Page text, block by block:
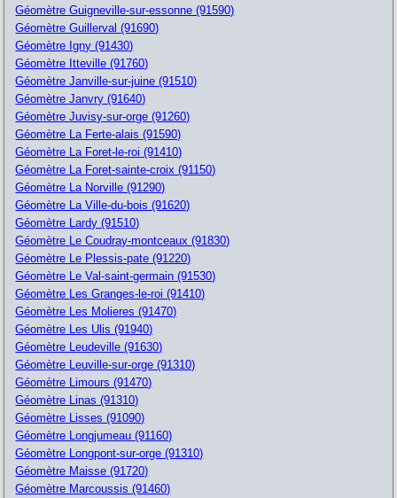
Géomètre Guigneville-sur-essonne (91590)
Géomètre Guillerval (91690)
Géomètre Igny (91430)
Géomètre Itteville (91760)
Géomètre Janville-sur-juine (91510)
Géomètre Janvry (91640)
Géomètre Juvisy-sur-orge (91260)
Géomètre La Ferte-alais (91590)
Géomètre La Foret-le-roi (91410)
Géomètre La Foret-sainte-croix (91150)
Géomètre La Norville (91290)
Géomètre La Ville-du-bois (91620)
Géomètre Lardy (91510)
Géomètre Le Coudray-montceaux (91830)
Géomètre Le Plessis-pate (91220)
Géomètre Le Val-saint-germain (91530)
Géomètre Les Granges-le-roi (91410)
Géomètre Les Molieres (91470)
Géomètre Les Ulis (91940)
Géomètre Leudeville (91630)
Géomètre Leuville-sur-orge (91310)
Géomètre Limours (91470)
Géomètre Linas (91310)
Géomètre Lisses (91090)
Géomètre Longjumeau (91160)
Géomètre Longpont-sur-orge (91310)
Géomètre Maisse (91720)
Géomètre Marcoussis (91460)